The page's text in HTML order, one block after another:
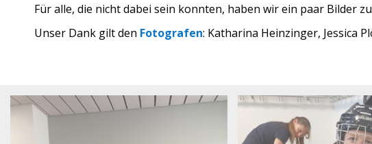
Für alle, die nicht dabei sein konnten, haben wir ein paar Bilder
Unser Dank gilt den Fotografen: Katharina Heinzinger, Jessica